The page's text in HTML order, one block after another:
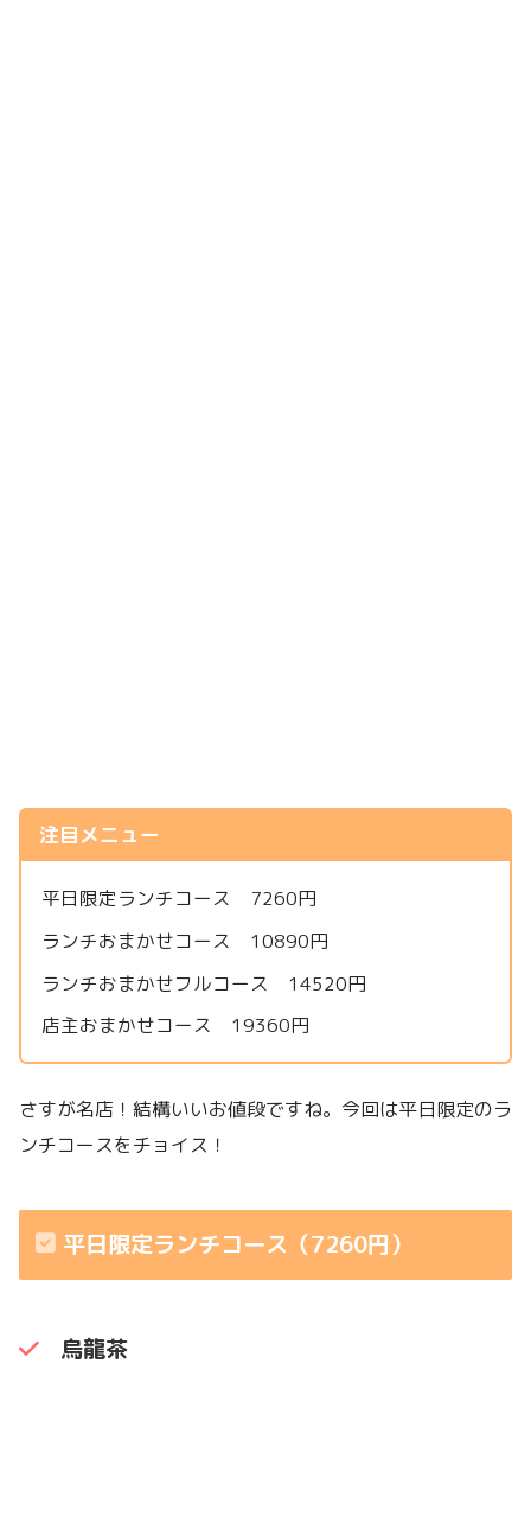
注目メニュー
平日限定ランチコース 7260円
ランチおまかせコース 10890円
ランチおまかせフルコース 14520円
店主おまかせコース 19360円
さすが名店！結構いいお値段ですね。今回は平日限定のラ
ンチコースをチョイス！
平日限定ランチコース（7260円）
烏龍茶